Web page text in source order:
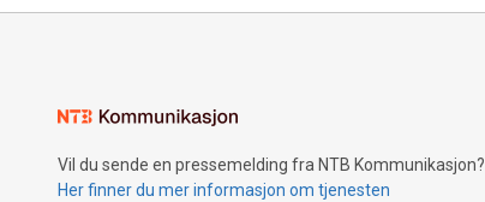
Vil du sende en pressemelding fra NTB Kommunikasjon?
Her finner du mer informasjon om tjenesten